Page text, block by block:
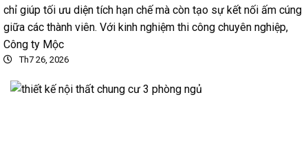
chỉ giúp tối ưu diện tích hạn chế mà còn tạo sự kết nối ấm cúng
giữa các thành viên. Với kinh nghiệm thi công chuyên nghiệp,
Công ty Mộc
Th7 26, 2026